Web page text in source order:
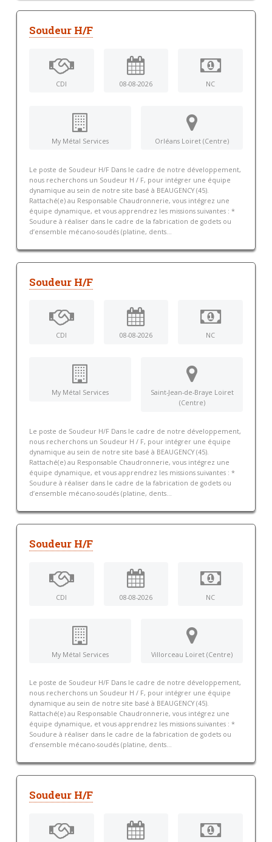
Soudeur H/F
CDI 08-08-2026 NC
My Métal Services Orléans Loiret (Centre)
Le poste de Soudeur H/F Dans le cadre de notre développement,
nous recherchons un Soudeur H / F, pour intégrer une équipe
dynamique au sein de notre site basé à BEAUGENCY (45).
Rattaché(e) au Responsable Chaudronnerie, vous intégrez une
équipe dynamique, et vous apprendrez les missions suivantes : *
Soudure à réaliser dans le cadre de la fabrication de godets ou
d’ensemble mécano-soudés (platine, dents...
Soudeur H/F
CDI 08-08-2026 NC
My Métal Services
Saint-Jean-de-Braye Loiret
(Centre)
Le poste de Soudeur H/F Dans le cadre de notre développement,
nous recherchons un Soudeur H / F, pour intégrer une équipe
dynamique au sein de notre site basé à BEAUGENCY (45).
Rattaché(e) au Responsable Chaudronnerie, vous intégrez une
équipe dynamique, et vous apprendrez les missions suivantes : *
Soudure à réaliser dans le cadre de la fabrication de godets ou
d’ensemble mécano-soudés (platine, dents...
Soudeur H/F
CDI 08-08-2026 NC
My Métal Services Villorceau Loiret (Centre)
Le poste de Soudeur H/F Dans le cadre de notre développement,
nous recherchons un Soudeur H / F, pour intégrer une équipe
dynamique au sein de notre site basé à BEAUGENCY (45).
Rattaché(e) au Responsable Chaudronnerie, vous intégrez une
équipe dynamique, et vous apprendrez les missions suivantes : *
Soudure à réaliser dans le cadre de la fabrication de godets ou
d’ensemble mécano-soudés (platine, dents...
Soudeur H/F